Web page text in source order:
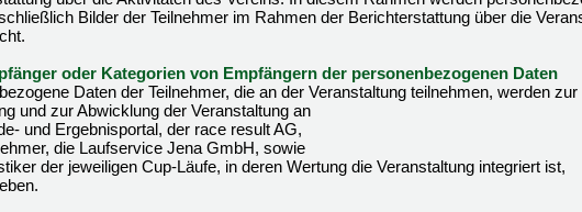
Bilder der Teilnehmer im Rahmen der Berichterstattung über die
oder Kategorien von Empfängern der personenbezogenen Daten
Daten der Teilnehmer, die an der Veranstaltung teilnehmen, werden zur
und zur Abwicklung der Veranstaltung an
und Ergebnisportal, der race result AG,
die Laufservice Jena GmbH, sowie
der jeweiligen Cup-Läufe, in deren Wertung die Veranstaltung integriert ist,